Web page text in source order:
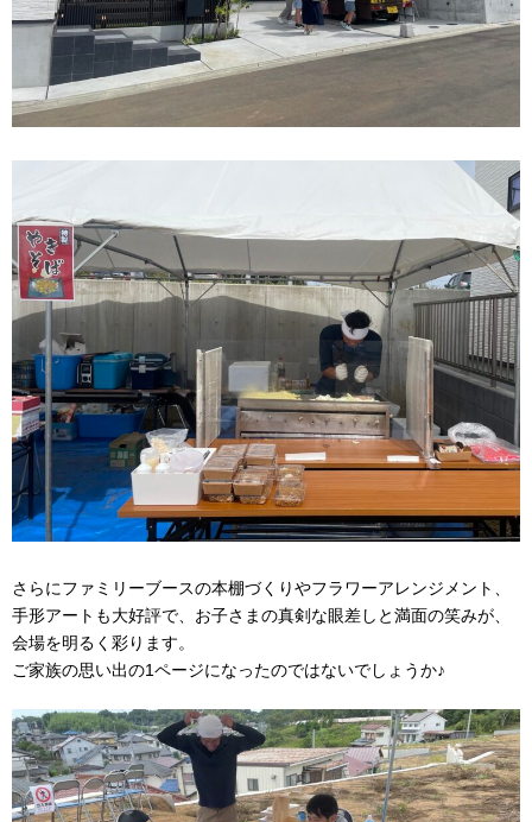
さらにファミリーブースの本棚づくりやフラワーアレンジメント、
手形アートも大好評で、お子さまの真剣な眼差しと満面の笑みが、
会場を明るく彩ります。
ご家族の思い出の1ページになったのではないでしょうか♪